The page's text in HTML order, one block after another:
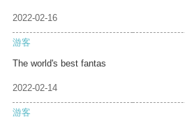
2022-02-16
游客
The world's best fantas
2022-02-14
游客